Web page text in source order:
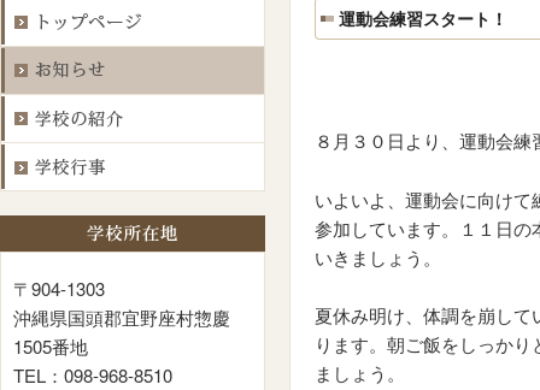
〒904-1303
沖縄県国頭郡宜野座村惣慶
1505番地
TEL：098-968-8510
運動会練習スタート！
８月３０日より、運動会
いよいよ、運動会に向け
参加しています。１１日
いきましょう。
夏休み明け、体調を崩し
ります。朝ご飯をしっか
ましょう。